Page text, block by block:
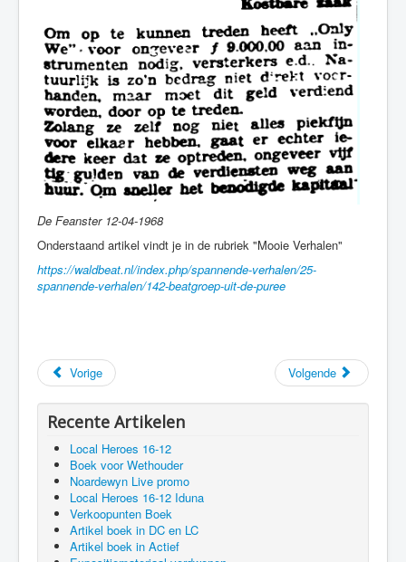
De Feanster 12-04-1968
Onderstaand artikel vindt je in de rubriek "Mooie Verhalen"
https://waldbeat.nl/index.php/spannende-verhalen/25-
spannende-verhalen/142-beatgroep-uit-de-puree
Vorige Volgende
Recente Artikelen
Local Heroes 16-12
Boek voor Wethouder
Noardewyn Live promo
Local Heroes 16-12 Iduna
Verkoopunten Boek
Artikel boek in DC en LC
Artikel boek in Actief